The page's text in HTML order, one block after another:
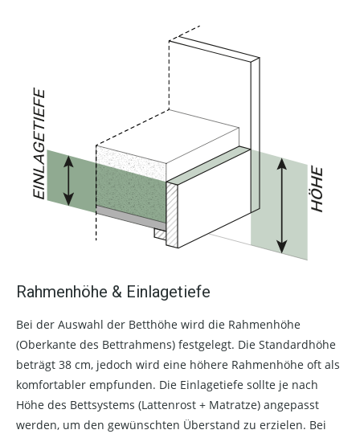
Rahmenhöhe & Einlagetiefe
Bei der Auswahl der Betthöhe wird die Rahmenhöhe
(Oberkante des Bettrahmens) festgelegt. Die Standardhöhe
beträgt 38 cm, jedoch wird eine höhere Rahmenhöhe oft als
komfortabler empfunden. Die Einlagetiefe sollte je nach
Höhe des Bettsystems (Lattenrost + Matratze) angepasst
werden, um den gewünschten Überstand zu erzielen. Bei